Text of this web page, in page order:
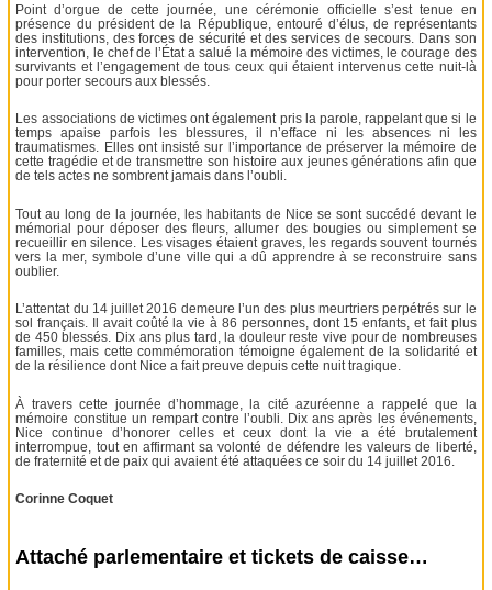
Point d’orgue de cette journée, une cérémonie officielle s’est tenue en
présence du président de la République, entouré d’élus, de représentants
des institutions, des forces de sécurité et des services de secours. Dans son
intervention, le chef de l’État a salué la mémoire des victimes, le courage des
survivants et l’engagement de tous ceux qui étaient intervenus cette nuit-là
pour porter secours aux blessés.
Les associations de victimes ont également pris la parole, rappelant que si le
temps apaise parfois les blessures, il n’efface ni les absences ni les
traumatismes. Elles ont insisté sur l’importance de préserver la mémoire de
cette tragédie et de transmettre son histoire aux jeunes générations afin que
de tels actes ne sombrent jamais dans l’oubli.
Tout au long de la journée, les habitants de Nice se sont succédé devant le
mémorial pour déposer des fleurs, allumer des bougies ou simplement se
recueillir en silence. Les visages étaient graves, les regards souvent tournés
vers la mer, symbole d’une ville qui a dû apprendre à se reconstruire sans
oublier.
L’attentat du 14 juillet 2016 demeure l’un des plus meurtriers perpétrés sur le
sol français. Il avait coûté la vie à 86 personnes, dont 15 enfants, et fait plus
de 450 blessés. Dix ans plus tard, la douleur reste vive pour de nombreuses
familles, mais cette commémoration témoigne également de la solidarité et
de la résilience dont Nice a fait preuve depuis cette nuit tragique.
À travers cette journée d’hommage, la cité azuréenne a rappelé que la
mémoire constitue un rempart contre l’oubli. Dix ans après les événements,
Nice continue d’honorer celles et ceux dont la vie a été brutalement
interrompue, tout en affirmant sa volonté de défendre les valeurs de liberté,
de fraternité et de paix qui avaient été attaquées ce soir du 14 juillet 2016.
Corinne Coquet
Attaché parlementaire et tickets de caisse…